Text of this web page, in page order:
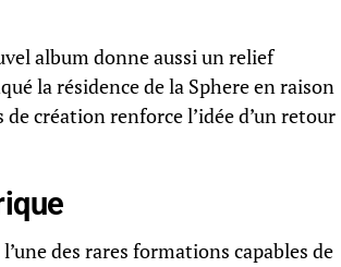
album donne aussi un relief
la résidence de la Sphere en raison
création renforce l’idée d’un retour
des rares formations capables de